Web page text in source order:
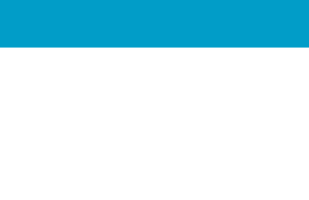
Personen